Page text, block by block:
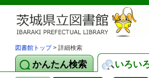
図書館トップ> 詳細検索
かんたん検索 いろい